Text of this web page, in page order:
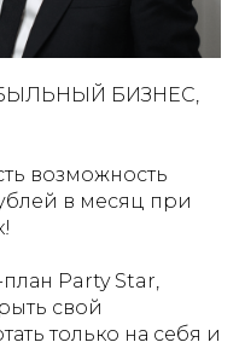
БИЗНЕС,
возможность
в месяц при
Party Star,
свой
только на себя и